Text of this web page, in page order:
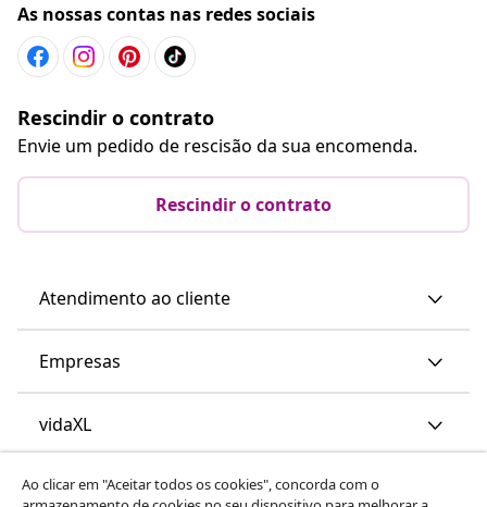
As nossas contas nas redes sociais
Rescindir o contrato
Envie um pedido de rescisão da sua encomenda.
Rescindir o contrato
Atendimento ao cliente
Empresas
vidaXL
Descubra mais
Ao clicar em "Aceitar todos os cookies", concorda com o